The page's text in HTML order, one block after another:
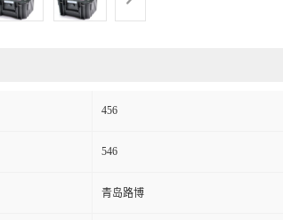
456
546
青岛路博